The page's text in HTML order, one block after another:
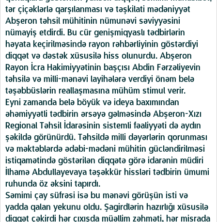
tər çiçəklərlə qarşılanması və təşkilati mədəniyyət
Abşeron təhsil mühitinin nümunəvi səviyyəsini
nümayiş etdirdi. Bu cür genişmiqyaslı tədbirlərin
həyata keçirilməsində rayon rəhbərliyinin göstərdiyi
diqqət və dəstək xüsusilə hiss olunurdu. Abşeron
Rayon İcra Hakimiyyətinin başçısı Abdin Fərzəliyevin
təhsilə və milli-mənəvi layihələrə verdiyi önəm belə
təşəbbüslərin reallaşmasına mühüm stimul verir.
Eyni zamanda belə böyük və ideya baxımından
əhəmiyyətli tədbirin ərsəyə gəlməsində Abşeron-Xızı
Regional Təhsil İdarəsinin sistemli fəaliyyəti də aydın
şəkildə görünürdü. Təhsildə milli dəyərlərin qorunması
və məktəblərdə ədəbi-mədəni mühitin gücləndirilməsi
istiqamətində göstərilən diqqətə görə idarənin müdiri
İlhamə Abdullayevaya təşəkkür hissləri tədbirin ümumi
ruhunda öz əksini tapırdı.
Səmimi çay süfrəsi isə bu mənəvi görüşün isti və
yadda qalan yekunu oldu. Şagirdlərin hazırlığı xüsusilə
diqqət çəkirdi hər çıxışda müəllim zəhməti, hər misrada